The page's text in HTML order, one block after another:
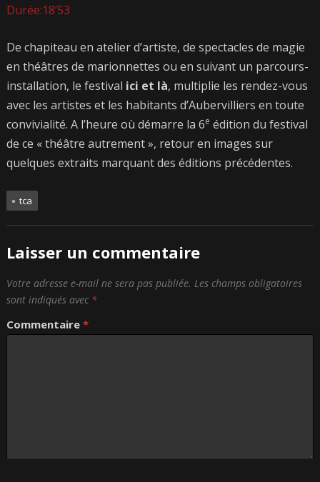
Durée:18’53
De chapiteau en atelier d’artiste, de spectacles de magie
en théâtres de marionnettes ou en suivant un parcours-
installation, le festival ici et là, multiplie les rendez-vous
avec les artistes et les habitants d’Aubervilliers en toute
convivialité. A l’heure où démarre la 6e édition du festival
de ce « théâtre autrement », retour en images sur
quelques extraits marquant des éditions précédentes.
tca
Laisser un commentaire
Votre adresse e-mail ne sera pas publiée. Les champs obligatoires
sont indiqués avec *
Commentaire *